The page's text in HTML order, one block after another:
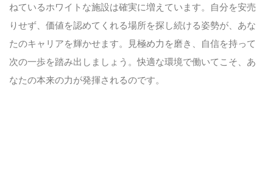
ねているホワイトな施設は確実に増えています。自分を安売
りせず、価値を認めてくれる場所を探し続ける姿勢が、あな
たのキャリアを輝かせます。見極め力を磨き、自信を持って
次の一歩を踏み出しましょう。快適な環境で働いてこそ、あ
なたの本来の力が発揮されるのです。